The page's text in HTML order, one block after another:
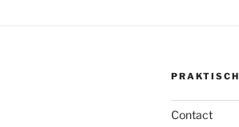
PRAKTISCH
Contact